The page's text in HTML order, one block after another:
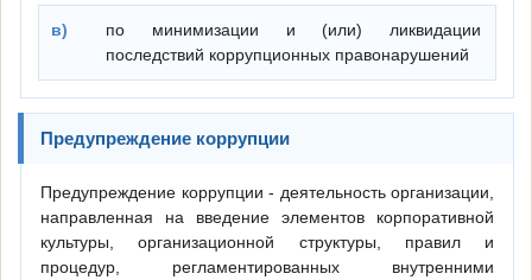
в)
по минимизации и (или) ликвидации
последствий коррупционных правонарушений
Предупреждение коррупции
Предупреждение коррупции - деятельность организации,
направленная на введение элементов корпоративной
культуры, организационной структуры, правил и
процедур, регламентированных внутренними